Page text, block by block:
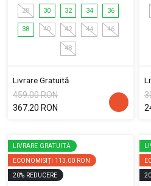
28 30 32 34 36
38 40 42 44 46
48
Livrare Gratuită
459.00 RON
367.20 RON
LIVRARE GRATUITĂ
ECONOMISIȚI 113.00 RON
20% REDUCERE
20